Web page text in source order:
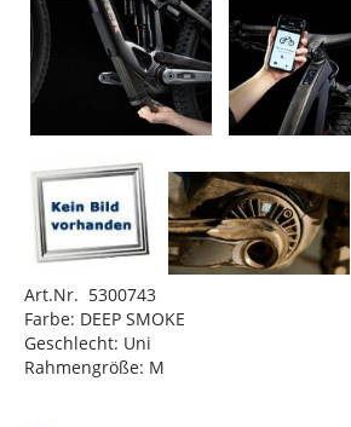
Art.Nr. 5300743
Farbe: DEEP SMOKE
Geschlecht: Uni
Rahmengröße: M